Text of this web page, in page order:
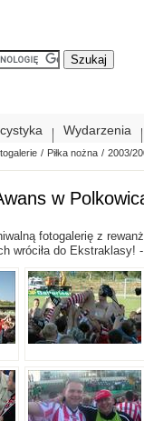
Wydarzenia
/ Piłka nożna / 2003/
w
fotogalerię z
wróciła do Ekstraklasy!